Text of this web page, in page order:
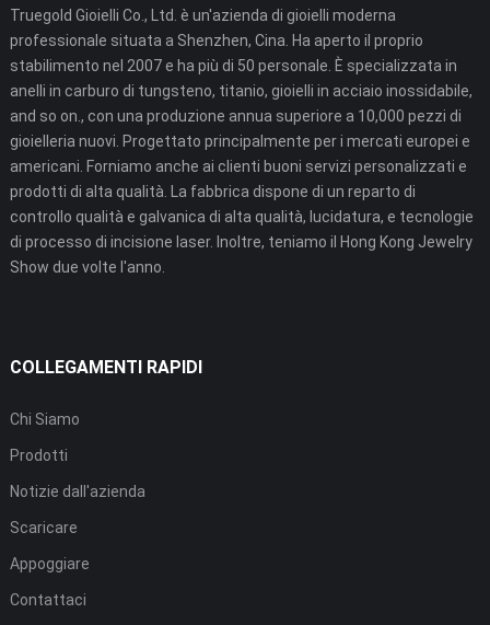
Truegold Gioielli Co., Ltd. è un'azienda di gioielli moderna
professionale situata a Shenzhen, Cina. Ha aperto il proprio
stabilimento nel 2007 e ha più di 50 personale. È specializzata in
anelli in carburo di tungsteno, titanio, gioielli in acciaio inossidabile,
and so on., con una produzione annua superiore a 10,000 pezzi di
gioielleria nuovi. Progettato principalmente per i mercati europei e
americani. Forniamo anche ai clienti buoni servizi personalizzati e
prodotti di alta qualità. La fabbrica dispone di un reparto di
controllo qualità e galvanica di alta qualità, lucidatura, e tecnologie
di processo di incisione laser. Inoltre, teniamo il Hong Kong Jewelry
Show due volte l'anno.
COLLEGAMENTI RAPIDI
Chi Siamo
Prodotti
Notizie dall'azienda
Scaricare
Appoggiare
Contattaci